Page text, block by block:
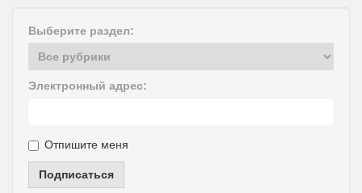
Выберите раздел:
Электронный адрес:
Отпишите меня
Подписаться